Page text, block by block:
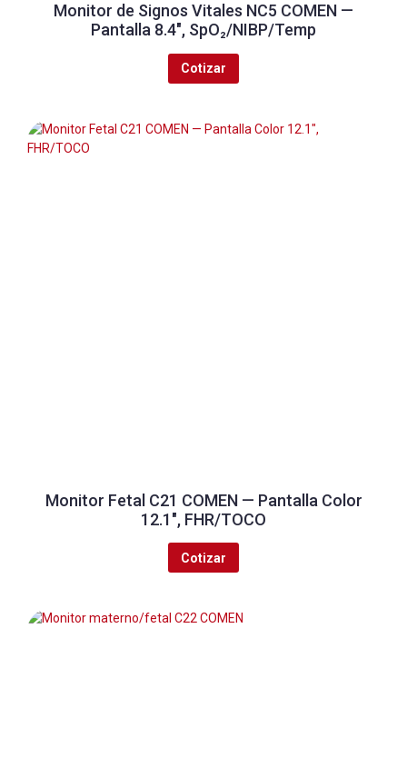
Monitor de Signos Vitales NC5 COMEN —
Pantalla 8.4″, SpO₂/NIBP/Temp
Cotizar
Monitor Fetal C21 COMEN — Pantalla Color
12.1″, FHR/TOCO
Cotizar